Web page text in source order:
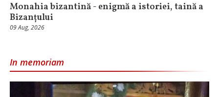
Monahia bizantină - enigmă a istoriei, taină a
Bizanțului
09 Aug, 2026
In memoriam